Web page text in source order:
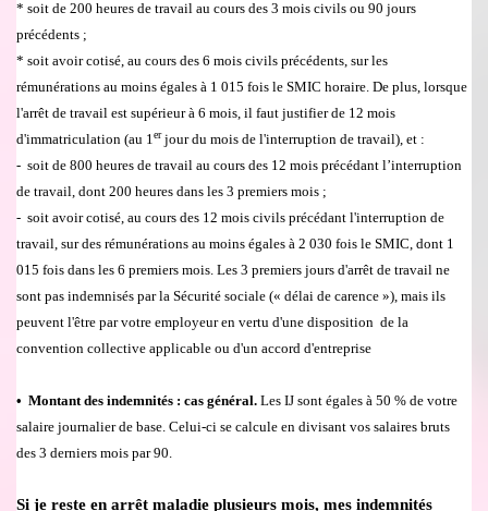
* soit de 200 heures de travail au cours des 3 mois civils ou 90 jours
précédents ;
* soit avoir cotisé, au cours des 6 mois civils précédents, surles
rémunérations au moins égales à 1 015 fois le SMIC horaire. De plus, lorsque
l'arrêt de travail est supérieurà 6 mois, il faut justifier de 12 mois
d'immatriculation (au 1erjour du mois de l'interruption de travail), et :
- soit de 800 heures de travail au cours des 12 mois précédant l’interruption
de travail, dont 200 heures dans les 3 premiers mois ;
- soit avoir cotisé, au cours des 12 mois civils précédant l'interruption de
travail, sur des rémunérations au moins égales à 2 030 fois le SMIC, dont 1
015 fois dans les 6 premiers mois. Les 3 premiers jours d'arrêt de travail ne
sont pas indemnisés parla Sécurité sociale (« délai de carence »), mais ils
peuvent l'être par votre employeur en vertu d'une disposition de la
convention collective applicable ou d'un accord d'entreprise
• Montant des indemnités : cas général. Les IJ sont égales à 50 % de votre
salaire journalier de base. Celui-ci se calcule en divisant vos salaires bruts
des 3 derniers mois par 90.
Si je reste en arrêt maladie plusieurs mois, mes indemnités